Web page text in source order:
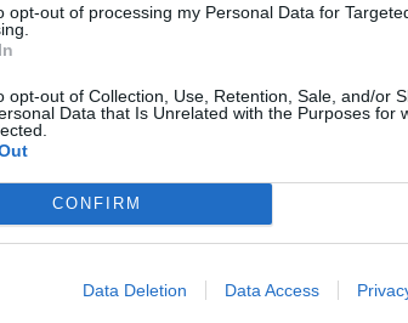
opt-out of processing my Personal Data for
opt-out of Collection, Use, Retention, Sale, and/or
Data that Is Unrelated with the Purposes for
CONFIRM
Data Deletion Data Access
durante años que afecta tanto a
municipio contará por fin con un
y en condiciones.
de San Roque
de la mejora estética y de seguridad, el
los enclaves más representativos del
una petición reiterada por
últimos años.